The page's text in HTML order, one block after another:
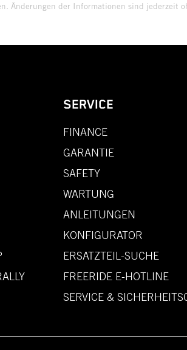
Änderungen der Informationen sind jederzeit
SERVICE
FINANCE
GARANTIE
SAFETY
WARTUNG
ANLEITUNGEN
KONFIGURATOR
ERSATZTEIL-SUCHE
FREERIDE E-HOTLINE
SERVICE &